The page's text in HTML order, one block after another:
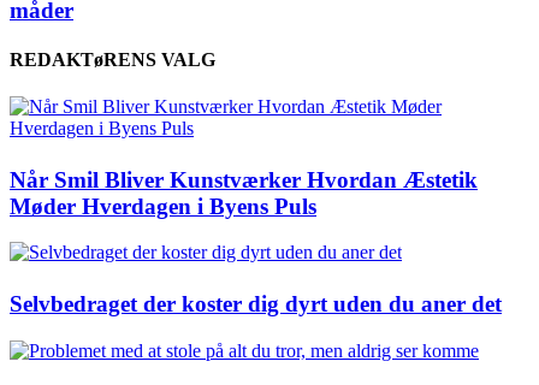
måder
REDAKTøRENS VALG
Når Smil Bliver Kunstværker Hvordan Æstetik
Møder Hverdagen i Byens Puls
Selvbedraget der koster dig dyrt uden du aner det